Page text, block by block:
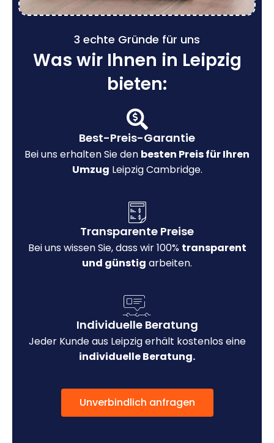
3 echte Gründe für uns
Was wir Ihnen in Leipzig
bieten:
Best-Preis-Garantie
Bei uns erhalten Sie den besten Preis für Ihren
Umzug Leipzig Cambridge.
Transparente Preise
Bei uns wissen Sie, dass wir 100% transparent
und günstig arbeiten.
Individuelle Beratung
Jeder Kunde aus Leipzig erhält kostenlos eine
individuelle Beratung.
Unverbindlich anfragen